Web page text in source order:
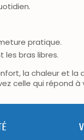
pratique.
bras libres.
la chaleur et la
celle qui répond à